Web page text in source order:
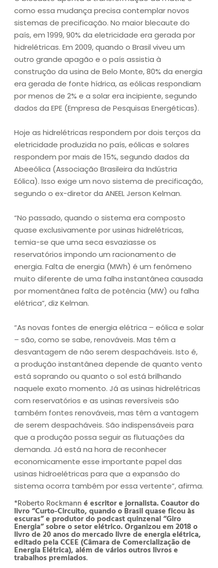
como essa mudança precisa contemplar novos
sistemas de precificação. No maior blecaute do
país, em 1999, 90% da eletricidade era gerada por
hidrelétricas. Em 2009, quando o Brasil viveu um
outro grande apagão e o país assistia à
construção da usina de Belo Monte, 80% da energia
era gerada de fonte hídrica, as eólicas respondiam
por menos de 2% e a solar era incipiente, segundo
dados da EPE (Empresa de Pesquisas Energéticas).
Hoje as hidrelétricas respondem por dois terços da
eletricidade produzida no país, eólicas e solares
respondem por mais de 15%, segundo dados da
Abeeólica (Associação Brasileira da Indústria
Eólica). Isso exige um novo sistema de precificação,
segundo o ex-diretor da ANEEL Jerson Kelman.
“No passado, quando o sistema era composto
quase exclusivamente por usinas hidrelétricas,
temia-se que uma seca esvaziasse os
reservatórios impondo um racionamento de
energia. Falta de energia (MWh) é um fenômeno
muito diferente de uma falha instantânea causada
por momentânea falta de potência (MW) ou falha
elétrica”, diz Kelman.
“As novas fontes de energia elétrica – eólica e solar
– são, como se sabe, renováveis. Mas têm a
desvantagem de não serem despacháveis. Isto é,
a produção instantânea depende de quanto vento
está soprando ou quanto o sol está brilhando
naquele exato momento. Já as usinas hidrelétricas
com reservatórios e as usinas reversíveis são
também fontes renováveis, mas têm a vantagem
de serem despacháveis. São indispensáveis para
que a produção possa seguir as flutuações da
demanda. Já está na hora de reconhecer
economicamente esse importante papel das
usinas hidroelétricas para que a expansão do
sistema ocorra também por essa vertente”, afirma.
*Roberto Rockmann é escritor e jornalista. Coautor do
livro “Curto-Circuito, quando o Brasil quase ficou às
escuras” e produtor do podcast quinzenal “Giro
Energia” sobre o setor elétrico. Organizou em 2018 o
livro de 20 anos do mercado livre de energia elétrica,
editado pela CCEE (Câmara de Comercialização de
Energia Elétrica), além de vários outros livros e
trabalhos premiados.